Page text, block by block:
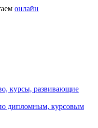
онлайн
курсы, развивающие
дипломным, курсовым